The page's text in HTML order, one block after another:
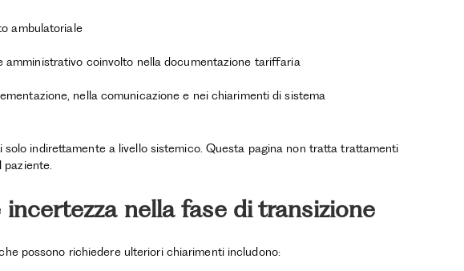
ambulatoriale
amministrativo coinvolto nella documentazione tariffaria
nella comunicazione e nei chiarimenti di sistema
indirettamente a livello sistemico. Questa pagina non tratta trattamenti
paziente.
nella fase di transizione
possono richiedere ulteriori chiarimenti includono: